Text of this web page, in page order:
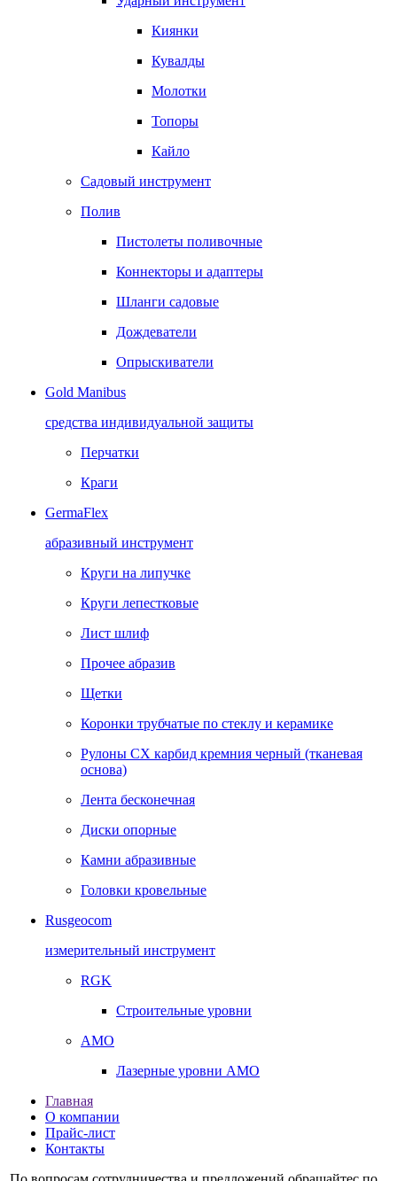
Киянки
Кувалды
Молотки
Топоры
Кайло
Садовый инструмент
Полив
Пистолеты поливочные
Коннекторы и адаптеры
Шланги садовые
Дождеватели
Опрыскиватели
Gold Manibus
средства индивидуальной защиты
Перчатки
Краги
GermaFlex
абразивный инструмент
Круги на липучке
Круги лепестковые
Лист шлиф
Прочее абразив
Щетки
Коронки трубчатые по стеклу и керамике
Рулоны CX карбид кремния черный (тканевая
основа)
Лента бесконечная
Диски опорные
Камни абразивные
Головки кровельные
Rusgeocom
измерительный инструмент
RGK
Строительные уровни
AMO
Лазерные уровни AMO
Главная
О компании
Прайс-лист
Контакты